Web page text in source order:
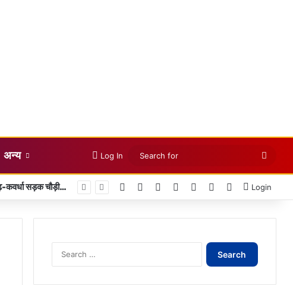
अन्य Log In
for
Facebook LinkedInYouTubeInstagramTelegramWhatsApp
Login
Search